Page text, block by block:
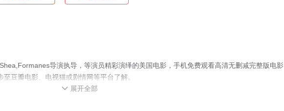
导演执导，等演员精彩演绎的美国电影，手机免费观看高清无删减完整版电影
豆瓣电影、电视猫或剧情网等平台了解。
 展开全部